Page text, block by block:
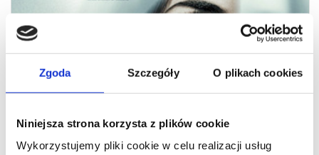
Zgoda Szczegóły O plikach cookies
Niniejsza strona korzysta z plików cookie
Wykorzystujemy pliki cookie w celu realizacji usług